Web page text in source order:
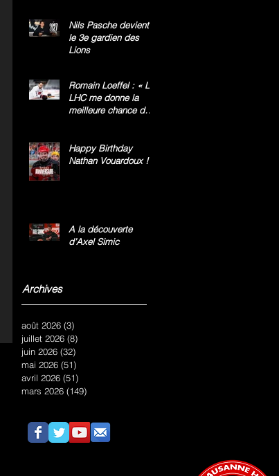
Nils Pasche devient
le 3e gardien des
Lions
Romain Loeffel : « Le
LHC me donne la
meilleure chance de
Happy Birthday
Nathan Vouardoux !
A la découverte
d’Axel Simic
Archives
août 2026 (3)
juillet 2026 (8)
juin 2026 (32)
mai 2026 (51)
avril 2026 (51)
mars 2026 (149)